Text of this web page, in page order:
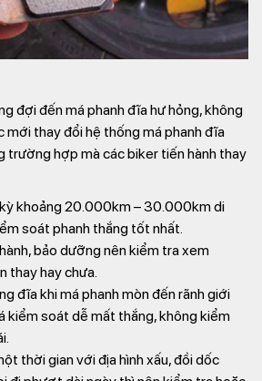
đợi đến má phanh đĩa hư hỏng, không
mới thay đổi hệ thống má phanh đĩa
trường hợp mà các biker tiến hành thay
khoảng 20.000km – 30.000km di
soát phanh thắng tốt nhất.
bảo dưỡng nên kiểm tra xem
thay hay chưa.
đĩa khi má phanh mòn đến rãnh giới
kiểm soát dễ mất thắng, không kiểm
thời gian với địa hình xấu, đồi dốc